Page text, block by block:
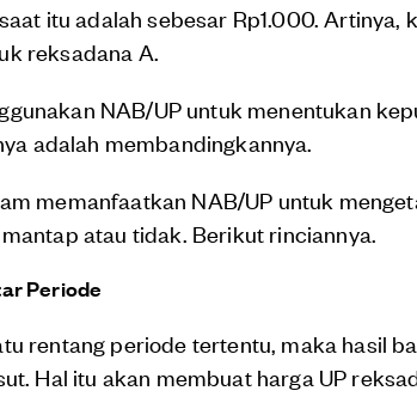
itu adalah sebesar Rp1.000. Artinya,
reksadana A.
NAB/UP untuk menentukan
adalah membandingkannya.
memanfaatkan NAB/UP untuk
atau tidak. Berikut rinciannya.
Periode
rentang periode tertentu, maka hasil
Hal itu akan membuat harga UP